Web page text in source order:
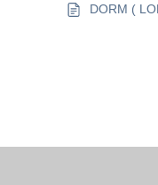
DORM (